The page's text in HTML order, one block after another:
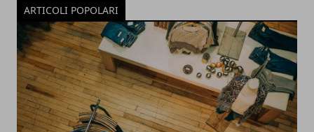
ARTICOLI POPOLARI